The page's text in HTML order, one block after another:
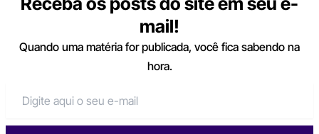
mail!
Quando uma matéria for publicada, você fica sabendo na
hora.